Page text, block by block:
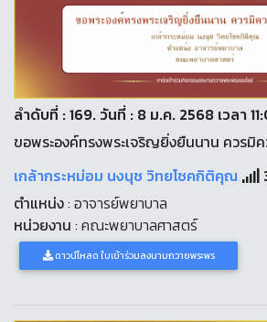
ลำดับที่ : 169. วันที่ : 8 ม.ค. 2568 เวลา
ขอพระองค์ทรงพระเจริญยิ่งยืนนาน ควรมิ
เกล้ากระหม่อม นงนุช วิทยโชคกิติคุณ
ตำแหน่ง: อาจารย์พยาบาล
หน่วยงาน : คณะพยาบาลศาสตร์
ดาวน์โหลด ใบเข้าร่วมลงนามถวายพระพร